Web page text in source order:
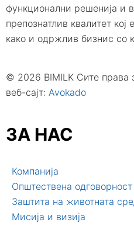
функционални решенија и
препознатлив квалитет
како и одржлив бизнис со
© 2026 BIMILK Сите права
веб-сајт: Avokado
ЗА НАС
Компанија
Општествена одговорност
Заштита на животната
Мисија и визија